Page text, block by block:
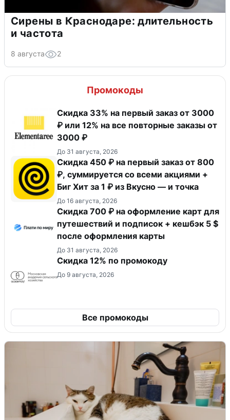
Сирены в Краснодаре: длительность
и частота
8 августа 2
Промокоды
Скидка 33% на первый заказ от 3000
₽ или 12% на все повторные заказы от
3000 ₽
До 31 августа, 2026
Скидка 450 ₽ на первый заказ от 800
₽, суммируется со всеми акциями +
Биг Хит за 1 ₽ из Вкусно — и точка
До 16 августа, 2026
Скидка 700 ₽ на оформление карт для
путешествий и подписок + кешбэк 5 $
после оформления карты
До 31 августа, 2026
Скидка 12% по промокоду
До 9 августа, 2026
Все промокоды